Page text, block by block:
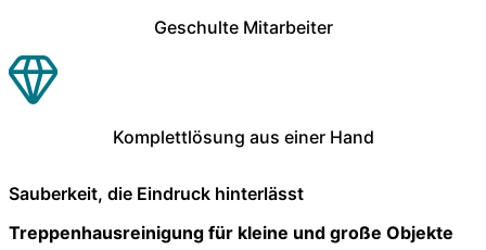
Geschulte Mitarbeiter
Komplettlösung aus einer Hand
Sauberkeit, die Eindruck hinterlässt
Treppenhausreinigung für kleine und große Objekte